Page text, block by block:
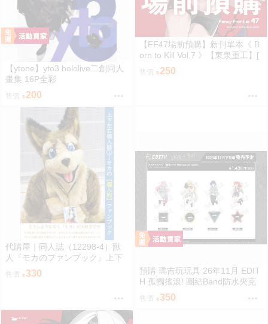
【ytone】yto3 hololive二創同人
畫集 16P全彩
售價 200
【FF47場前預購】新刊單本《 B
orn to Kill Vol.7 》【東泉重工】[
蔚藍檔案 ブルアカ / 鬼方佳世子
カヨコ ]
售價 250
代購屋｜同人誌（12298-4）獸
人『モカのファンブック』上下
左右 ふちなし印刷
售價 330
預購 瑪吉玩玩具 26年11月 EDIT
H 孤獨搖滾! 團結Band防水夾克
角色壓克力立牌 0901
售價 350